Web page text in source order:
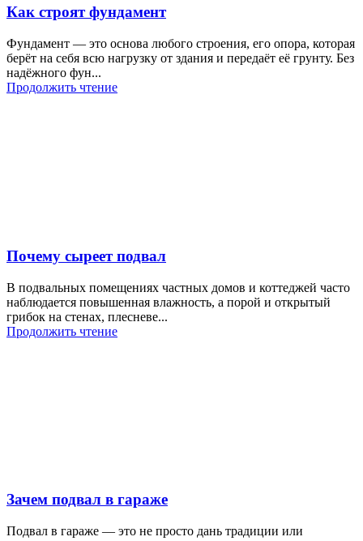
Как строят фундамент
Фундамент — это основа любого строения, его опора, которая
берёт на себя всю нагрузку от здания и передаёт её грунту. Без
надёжного фун...
Продолжить чтение
Почему сыреет подвал
В подвальных помещениях частных домов и коттеджей часто
наблюдается повышенная влажность, а порой и открытый
грибок на стенах, плесневе...
Продолжить чтение
Зачем подвал в гараже
Подвал в гараже — это не просто дань традиции или